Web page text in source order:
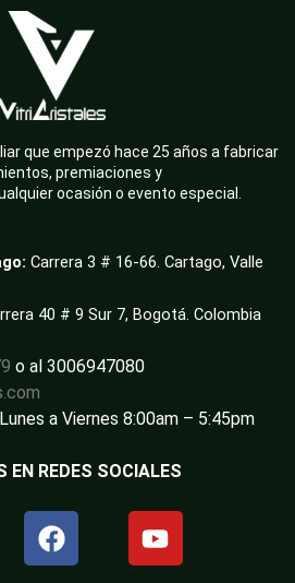
que empezó hace 25 años a fabricar
premiaciones y
ocasión o evento especial.
Carrera 3 # 16-66. Cartago, Valle
40 # 9 Sur 7, Bogotá. Colombia
o al 3006947080
Lunes a Viernes 8:00am – 5:45pm
EN REDES SOCIALES